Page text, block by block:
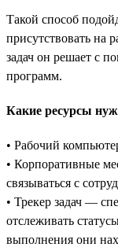
Такой способ
присутствовать на
задач он решает с
программ.
Какие ресурсы
• Рабочий
• Корпоративные
связываться с
• Трекер задач —
отслеживать
выполнения они